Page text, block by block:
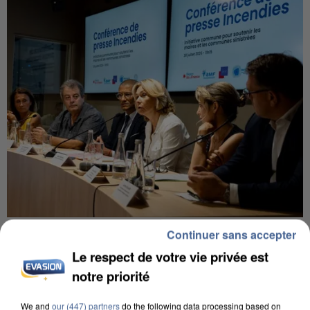
INCENDIES : L’ÎLE-DE-FRANCE LANCE UN ÉLAN
Le respect de votre vie privée est
notre priorité
We and our (447) partnersdo the following data processing based on
Continuer sans accepter